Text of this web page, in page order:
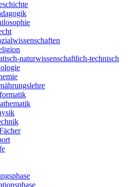
naturwissenschaftlich-technisch